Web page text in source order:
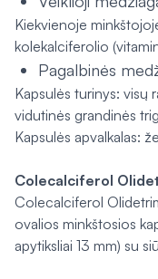
Kiekvienoje
kolekalciferolio
Pagalbinės
Kapsulės turinys: visų
vidutinės grandinės
Kapsulės apvalkalas:
Colecalciferol
Colecalciferol
ovalios minkštosios
apytiksliai 13 mm) su